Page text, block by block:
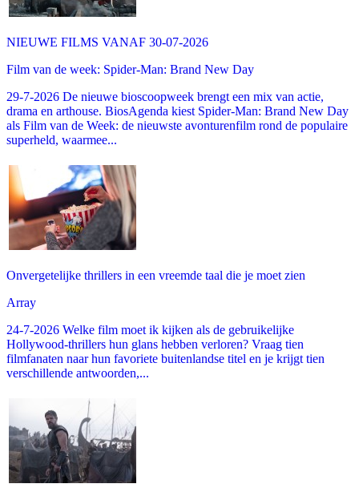
NIEUWE FILMS VANAF 30-07-2026
Film van de week: Spider-Man: Brand New Day
29-7-2026 De nieuwe bioscoopweek brengt een mix van actie,
drama en arthouse. BiosAgenda kiest Spider-Man: Brand New Day
als Film van de Week: de nieuwste avonturenfilm rond de populaire
superheld, waarmee...
Onvergetelijke thrillers in een vreemde taal die je moet zien
Array
24-7-2026 Welke film moet ik kijken als de gebruikelijke
Hollywood-thrillers hun glans hebben verloren? Vraag tien
filmfanaten naar hun favoriete buitenlandse titel en je krijgt tien
verschillende antwoorden,...